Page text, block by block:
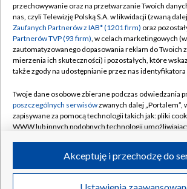
Abonament TVP
Emisja w TVP
Centrum informacji TVP
Naziemna Telewizja Cyfrowa
Rada Programowa
System NOS
Informacje o nadawcy
Program dla prasy
Regulamin TVP
Polityka prywatności
Moje zgody
Pomoc
Kontakt
Kanały
©2026 Telewizja Polska S.A. w
przechowywanie oraz na przetwarzanie Twoich
nas, czyli Telewizję Polską S.A. w likwidacji (zwaną
Zaufanych Partnerów z IAB* (1201 firm) oraz
Partnerów TVP (93 firm), w celach marketingowych
zautomatyzowanego dopasowania reklam do Twoich
mierzenia ich skuteczności) i pozostałych, które
także zgody na udostępnianie przez nas identyfikatora
Twoje dane osobowe zbierane podczas odwiedzania
poszczególnych serwisówzwanych dalej
zapisywane za pomocą technologii takich jak: pliki
WWW lub innych podobnych technologii
ruchu w Internecie.
Twoje dane osobowe zbierane podczas odwiedzania
Akceptuję i przechodzę do